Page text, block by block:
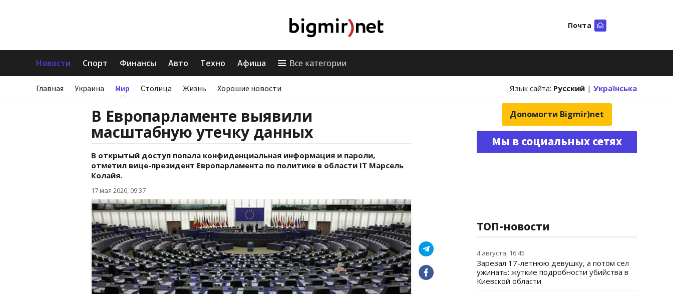
Почта
Новости Спорт Финансы Авто Техно Афиша Все категории
Главная Украина Мир Столица Жизнь Хорошие новости Язык сайта: Русский | Українська
В Европарламенте выявили
масштабную утечку данных
В открытый доступ попала конфиденциальная информация и пароли,
отметил вице-президент Европарламента по политике в области IT Марсель
Колайя.
17 мая 2020, 09:37
Допомогти Bigmir)net
Мы в социальных сетях
ТОП-новости
4 августа, 16:45
Зарезал 17-летнюю девушку, а потом сел
ужинать: жуткие подробности убийства в
Киевской области